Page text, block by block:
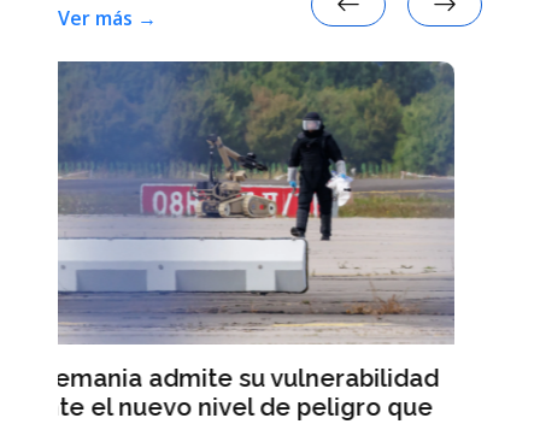
Ver más →
que
Varios candidatos a la presidencia
francesa denuncian injerencias
rusas en la campaña electoral